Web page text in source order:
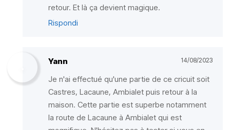
retour. Et là ça devient magique.
Rispondi
Yann 14/08/2023
Je n'ai effectué qu'une partie de ce cricuit soit
Castres, Lacaune, Ambialet puis retour à la
maison. Cette partie est superbe notamment
la route de Lacaune à Ambialet qui est